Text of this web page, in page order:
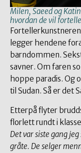
Milen, Saeed og
hvordan de vil
legger hendene
barndommen.
savner. Om faren
hoppe paradis. Og
til Sudan. Så er det
Etterpå flyter
florlett rundt i
Det var siste gang
gråte. De selger